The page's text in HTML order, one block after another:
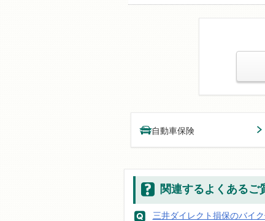
自動車保険
関連するよくあるご
三井ダイレクト損保のバイ